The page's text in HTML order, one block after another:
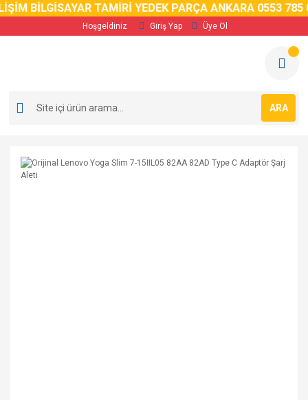
BİLGİSAYAR TAMİRİ YEDEK PARÇA ANKARA 0553 785 02
Hoşgeldiniz Giriş Yap Üye Ol
ARA